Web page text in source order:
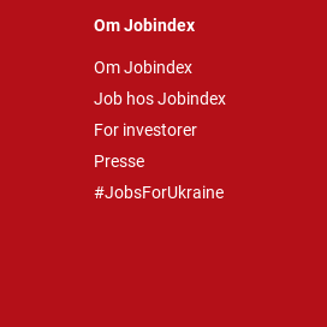
Om Jobindex
Om Jobindex
Job hos Jobindex
For investorer
Presse
#JobsForUkraine